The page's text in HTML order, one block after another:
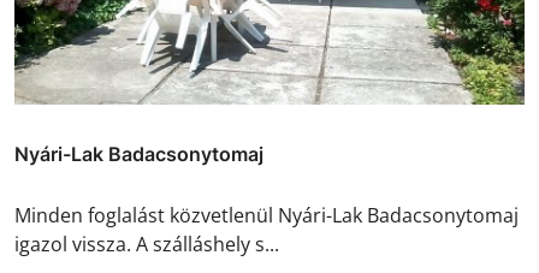
Nyári-Lak Badacsonytomaj
Minden foglalást közvetlenül Nyári-Lak Badacsonytomaj
igazol vissza. A szálláshely s...